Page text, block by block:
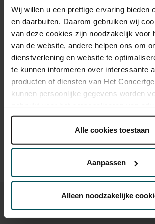
Wij willen u een prettige ervaring bieden
en daarbuiten. Daarom gebruiken wij
van deze cookies zijn noodzakelijk voor
van de website, andere helpen ons om
dienstverlening en website te
te kunnen informeren over interessante
producten of diensten van Het
kunnen persoonlijke gegevens worden
onder 'aanpassen' zelf welke cookies wij
Lees onze cookieverklaring hier. Lees
Via decookieverklaringop onze
Alle cookies toestaan
Aanpassen
Alleen noodzakelijke
Als deelnemer van de VriendenLoterij bestelt u
kaarten met 50% korting. Meer informatie.
Drankjes zijn niet bij de prijs inbegrepen.
30 jaar? Eventuele sprintkaarten zijn 4
online bestelflow beschikbaar.Meer
sprintkaarten
Prijzen zijn exclusief transactiekosten: €
u rolstoelplaatsen bestellen? Mail naar
020 – 671 83 45.